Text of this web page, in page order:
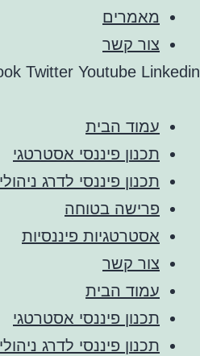
מאמרים
צור קשר
Twitter Youtube Linkedin
עמוד הבית
תכנון פיננסי אסטרטגי
תכנון פיננסי לדרג
פרישה בטוחה
אסטרטגיות פיננסיות
צור קשר
עמוד הבית
תכנון פיננסי אסטרטגי
תכנון פיננסי לדרג